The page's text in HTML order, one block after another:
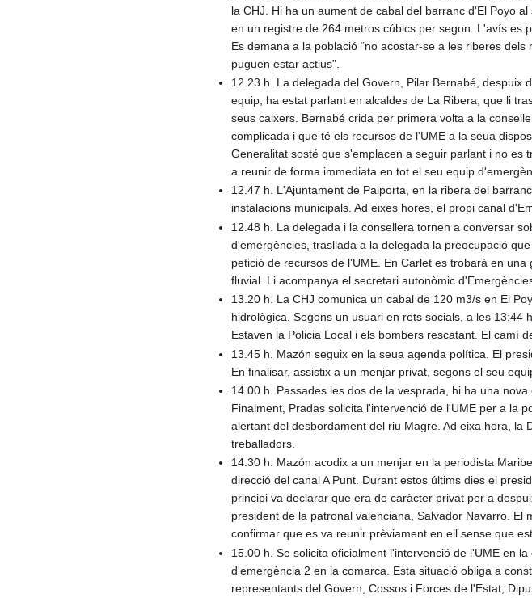
la CHJ. Hi ha un aument de cabal del barranc d'El Poyo al
en un registre de 264 metros cúbics per segon. L'avís es
Es demana a la població “no acostar-se a les riberes dels
puguen estar actius”.
12.23 h. La delegada del Govern, Pilar Bernabé, despuix
equip, ha estat parlant en alcaldes de La Ribera, que li
seus caixers. Bernabé crida per primera volta a la
complicada i que té els recursos de l'UME a la seua
Generalitat sosté que s'emplacen a seguir parlant i no es
a reunir de forma immediata en tot el seu equip
12.47 h. L'Ajuntament de Paiporta, en la ribera del
instalacions municipals. Ad eixes hores, el propi canal
12.48 h. La delegada i la consellera tornen a conversar
d'emergències, trasllada a la delegada la preocupació
petició de recursos de l'UME. En Carlet es trobarà en
fluvial. Li acompanya el secretari autonòmic
13.20 h. La CHJ comunica un cabal de 120 m3/s en El
hidrològica. Segons un usuari en rets socials, a les
Estaven la Policia Local i els bombers rescatant. El camí
13.45 h. Mazón seguix en la seua agenda política. El
En finalisar, assistix a un menjar privat, segons el seu
14.00 h. Passades les dos de la vesprada, hi ha una
Finalment, Pradas solicita l'intervenció de l'UME per a la
alertant del desbordament del riu Magre. Ad eixa hora, la
treballadors.
14.30 h. Mazón acodix a un menjar en la periodista
direcció del canal A Punt. Durant estos últims dies el
principi va declarar que era de caràcter privat per a
president de la patronal valenciana, Salvador Navarro.
confirmar que es va reunir prèviament en ell sense que
15.00 h. Se solicita oficialment l'intervenció de l'UME en
d'emergència 2 en la comarca. Esta situació obliga a
representants del Govern, Cossos i Forces de l'Estat,